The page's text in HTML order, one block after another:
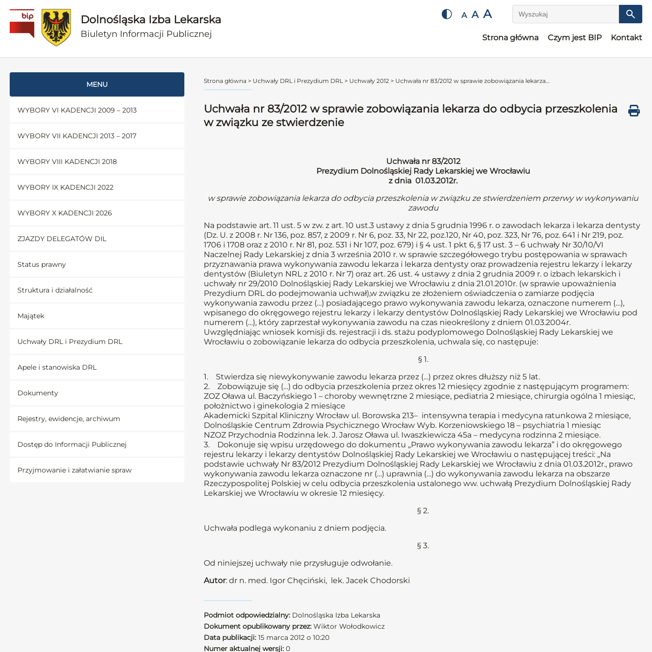
Dolnośląska Izba Lekarska
Biuletyn Informacji Publicznej
A A A Wyszukaj
Strona główna Czym jest BIP Kontakt
MENU
WYBORY VI KADENCJI 2009 – 2013
WYBORY VII KADENCJI 2013 – 2017
WYBORY VIII KADENCJI 2018
WYBORY IX KADENCJI 2022
WYBORY X KADENCJI 2026
ZJAZDY DELEGATÓW DIL
Status prawny
Struktura i działalność
Majątek
Uchwały DRL i Prezydium DRL
Apele i stanowiska DRL
Dokumenty
Rejestry, ewidencje, archiwum
Dostęp do Informacji Publicznej
Przyjmowanie i załatwianie spraw
Strona główna > Uchwały DRL i Prezydium DRL > Uchwały 2012 > Uchwała nr 83/2012 w sprawie zobowiązania lekarza...
Uchwała nr 83/2012 w sprawie zobowiązania lekarza do odbycia przeszkolenia
w związku ze stwierdzenie
Uchwała nr 83/2012
Prezydium Dolnośląskiej Rady Lekarskiej we Wrocławiu
z dnia 01.03.2012r.
w sprawie zobowiązania lekarza do odbycia przeszkolenia w związku ze stwierdzeniem przerwy w wykonywaniu
zawodu
Na podstawie art. 11 ust. 5 w zw. z art. 10 ust.3 ustawy z dnia 5 grudnia 1996 r. o zawodach lekarza i lekarza dentysty
(Dz. U. z 2008 r. Nr 136, poz. 857, z 2009 r. Nr 6, poz. 33, Nr 22, poz.120, Nr 40, poz. 323, Nr 76, poz. 641 i Nr 219, poz.
1706 i 1708 oraz z 2010 r. Nr 81, poz. 531 i Nr 107, poz. 679) i § 4 ust. 1 pkt 6, § 17 ust. 3 – 6 uchwały Nr 30/10/VI
Naczelnej Rady Lekarskiej z dnia 3 września 2010 r. w sprawie szczegółowego trybu postępowania w sprawach
przyznawania prawa wykonywania zawodu lekarza i lekarza dentysty oraz prowadzenia rejestru lekarzy i lekarzy
dentystów (Biuletyn NRL z 2010 r. Nr 7) oraz art. 26 ust. 4 ustawy z dnia 2 grudnia 2009 r. o izbach lekarskich i
uchwały nr 29/2010 Dolnośląskiej Rady Lekarskiej we Wrocławiu z dnia 21.01.2010r. (w sprawie upoważnienia
Prezydium DRL do podejmowania uchwał),w związku ze złożeniem oświadczenia o zamiarze podjęcia
wykonywania zawodu przez (…) posiadającego prawo wykonywania zawodu lekarza, oznaczone numerem (…),
wpisanego do okręgowego rejestru lekarzy i lekarzy dentystów Dolnośląskiej Rady Lekarskiej we Wrocławiu pod
numerem (…), który zaprzestał wykonywania zawodu na czas nieokreślony z dniem 01.03.2004r.
Uwzględniając wniosek komisji ds. rejestracji i ds. stażu podyplomowego Dolnośląskiej Rady Lekarskiej we
Wrocławiu o zobowiązanie lekarza do odbycia przeszkolenia, uchwala się, co następuje:
§ 1.
1. Stwierdza się niewykonywanie zawodu lekarza przez (…) przez okres dłuższy niż 5 lat.
2. Zobowiązuje się (…) do odbycia przeszkolenia przez okres 12 miesięcy zgodnie z następującym programem:
ZOZ Oława ul. Baczyńskiego 1 – choroby wewnętrzne 2 miesiące, pediatria 2 miesiące, chirurgia ogólna 1 miesiąc,
położnictwo i ginekologia 2 miesiące
Akademicki Szpital Kliniczny Wrocław ul. Borowska 213– intensywna terapia i medycyna ratunkowa 2 miesiące,
Dolnośląskie Centrum Zdrowia Psychicznego Wrocław Wyb. Korzeniowskiego 18 – psychiatria 1 miesiąc
NZOZ Przychodnia Rodzinna lek. J. Jarosz Oława ul. Iwaszkiewicza 45a – medycyna rodzinna 2 miesiące.
3. Dokonuje się wpisu urzędowego do dokumentu „Prawo wykonywania zawodu lekarza” i do okręgowego
rejestru lekarzy i lekarzy dentystów Dolnośląskiej Rady Lekarskiej we Wrocławiu o następującej treści: „Na
podstawie uchwały Nr 83/2012 Prezydium Dolnośląskiej Rady Lekarskiej we Wrocławiu z dnia 01.03.2012r., prawo
wykonywania zawodu lekarza oznaczone nr (…) uprawnia (…) do wykonywania zawodu lekarza na obszarze
Rzeczypospolitej Polskiej w celu odbycia przeszkolenia ustalonego ww. uchwałą Prezydium Dolnośląskiej Rady
Lekarskiej we Wrocławiu w okresie 12 miesięcy.
§ 2.
Uchwała podlega wykonaniu z dniem podjęcia.
§ 3.
Od niniejszej uchwały nie przysługuje odwołanie.
Autor: dr n. med. Igor Chęciński, lek. Jacek Chodorski
Podmiot odpowiedzialny: Dolnośląska Izba Lekarska
Dokument opublikowany przez: Wiktor Wołodkowicz
Data publikacji: 15 marca 2012 o 10:20
Numer aktualnej wersji: 0